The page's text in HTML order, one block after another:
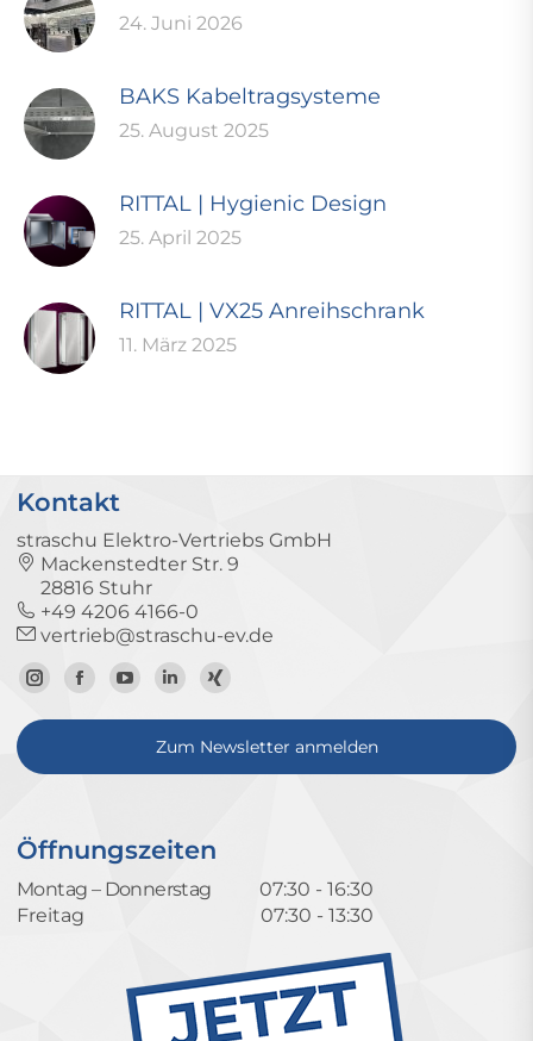
24. Juni 2026
BAKS Kabeltragsysteme
25. August 2025
RITTAL | Hygienic Design
25. April 2025
RITTAL | VX25 Anreihschrank
11. März 2025
Kontakt
straschu Elektro-Vertriebs GmbH
Mackenstedter Str. 9
28816 Stuhr
+49 4206 4166-0
vertrieb@straschu-ev.de
Zum
Instagram-
Zur
Facebook-
Zum
YouTube-
Kanal
Zum
LinkedIn-
Profil
Zum
Xing-
Profil
Zum Newsletter anmelden
Öffnungszeiten
Montag – Donnerstag
07:30 - 16:30
Freitag
07:30 - 13:30